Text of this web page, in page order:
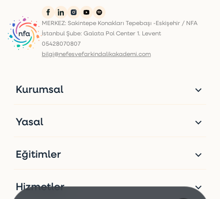
MERKEZ: Sakintepe Konakları Tepebaşı -Eskişehir / NFA
İstanbul Şube: Galata Pol Center 1. Levent
05428070807
bilgi@nefesvefarkindalikakademi.com
Kurumsal
Yasal
Eğitimler
Hizmetler